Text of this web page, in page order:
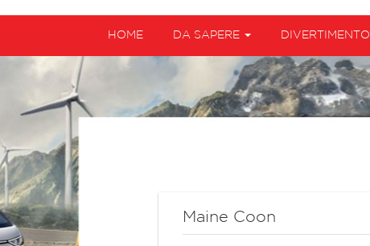
HOME DA SAPERE DIVERTIMENTO
Maine Coon